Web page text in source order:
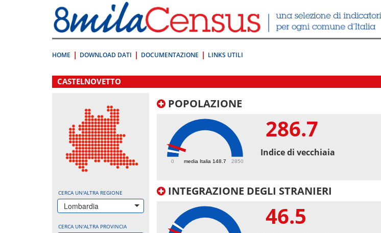
direttamente
a:
Contenuto
HOME DOWNLOAD DATI DOCUMENTAZIONE LINKS UTILI
.
CASTELNOVETTO
CERCA UN'ALTRA REGIONE
Lombardia
CERCA UN'ALTRA PROVINCIA
POPOLAZIONE
media Italia 148.7
0 2850
286.7
Indice di vecchiaia
INTEGRAZIONE DEGLI STRANIERI
46.5